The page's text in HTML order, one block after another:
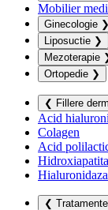
Mobilier
Ginecologie ❯
Liposuctie ❯
Mezoterapie
Ortopedie ❯
❮ Fillere
Acid
Colagen
Acid
Hialuronidaza
❮